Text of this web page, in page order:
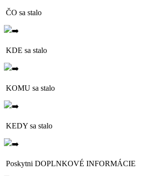
ČO sa stalo
KDE sa stalo
KOMU sa stalo
KEDY sa stalo
Poskytni DOPLNKOVÉ INFORMÁCIE